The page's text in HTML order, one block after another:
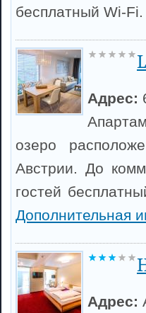
бесплатный Wi-Fi.
Адрес:
озеро
Австрии. До
гостей
Дополнительная
Адрес: